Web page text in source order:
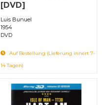
[DVD]
Luis Bunuel
1954
DVD
Auf Bestellung (Lieferung innert 7-
14 Tagen)